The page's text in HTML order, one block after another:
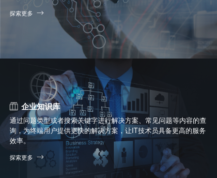
探索更多
企业知识库
通过问题类型或者搜索关键字进行解决方案、常见问题等内容的查
询，为终端用户提供更快的解决方案，让IT技术员具备更高的服务
效率。
探索更多